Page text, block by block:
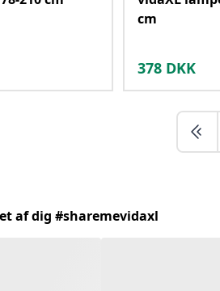
cm
378 DKK
af dig #sharemevidaxl